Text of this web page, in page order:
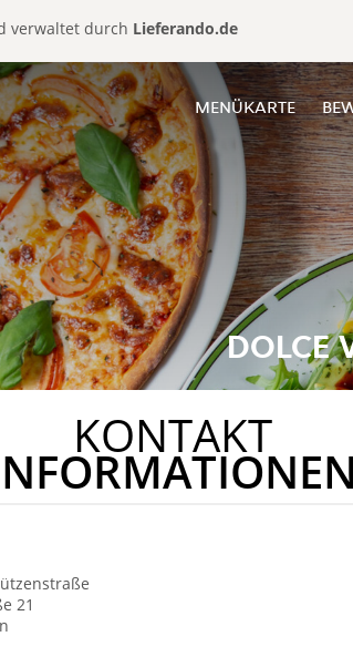
verwaltet durch Lieferando.de
MENÜKARTE
DOLCE
KONTAKT
21